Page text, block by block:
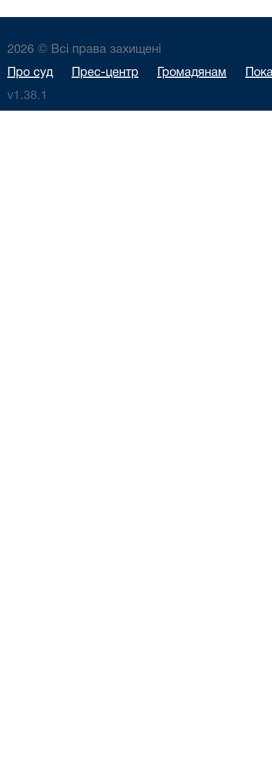
2026 © Всі права захищені
Про суд Прес-центр Громадянам
v1.38.1